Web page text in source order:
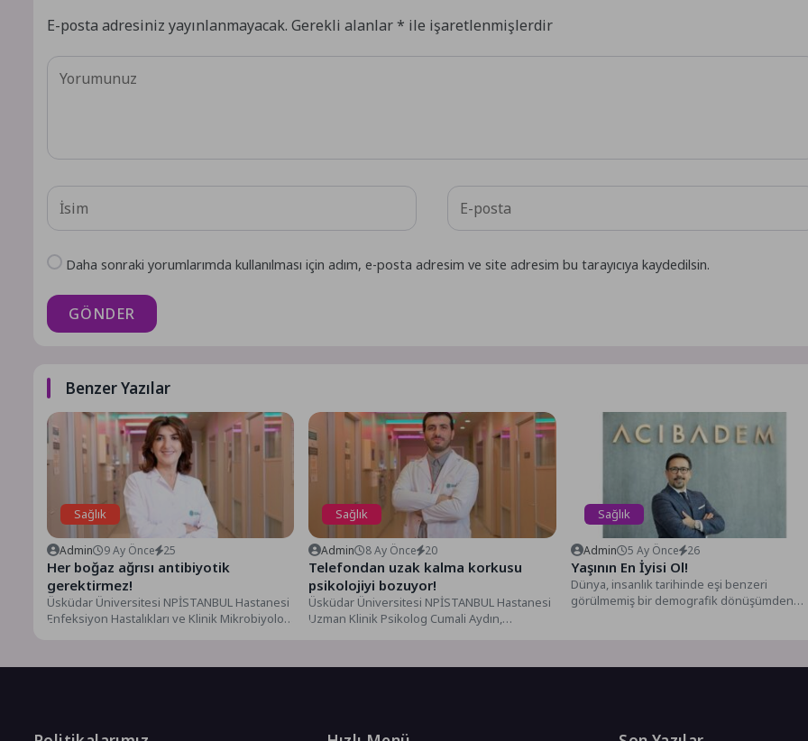
E-posta adresiniz yayınlanmayacak. Gerekli alanlar* ile işaretlenmişlerdir
Daha sonraki yorumlarımda kullanılması için adım, e-posta adresim ve site adresim bu tarayıcıya kaydedilsin.
GÖNDER
Benzer Yazılar
Sağlık
Admin 9 Ay Önce 25
Her boğaz ağrısı antibiyotik
gerektirmez!
Üsküdar Üniversitesi NPİSTANBUL Hastanesi
Enfeksiyon Hastalıkları ve Klinik Mikrobiyoloji
Sağlık
Admin 8 Ay Önce 20
Telefondan uzak kalma korkusu
psikolojiyi bozuyor!
Üsküdar Üniversitesi NPİSTANBUL Hastanesi
Uzman Klinik Psikolog Cumali Aydın,
Sağlık
Admin 5 Ay Önce 26
Yaşının En İyisi Ol!
Dünya, insanlık tarihinde eşi benzeri
görülmemiş bir demografik dönüşümden